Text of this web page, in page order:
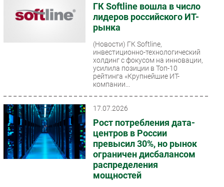
ГК Softline вошла в число
лидеров российского ИТ-
рынка
(Новости) ГК Softline,
инвестиционно-технологический
холдинг с фокусом на инновации,
усилила позиции в Топ-10
рейтинга «Крупнейшие ИТ-
компании...
17.07.2026
Рост потребления дата-
центров в России
превысил 30%, но рынок
ограничен дисбалансом
распределения
мощностей